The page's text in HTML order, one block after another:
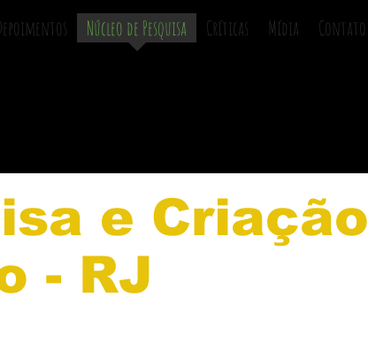
Núcleo de Pesquisa Críticas Mídia Contato
e Criação
- RJ